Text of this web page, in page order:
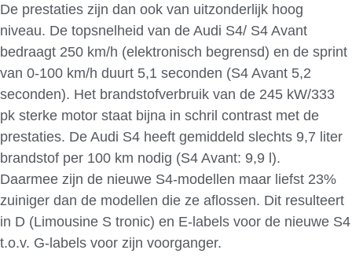
De prestaties zijn dan ook van uitzonderlijk hoog
niveau. De topsnelheid van de Audi S4/ S4 Avant
bedraagt 250 km/h (elektronisch begrensd) en de sprint
van 0-100 km/h duurt 5,1 seconden (S4 Avant 5,2
seconden). Het brandstofverbruik van de 245 kW/333
pk sterke motor staat bijna in schril contrast met de
prestaties. De Audi S4 heeft gemiddeld slechts 9,7 liter
brandstof per 100 km nodig (S4 Avant: 9,9 l).
Daarmee zijn de nieuwe S4-modellen maar liefst 23%
zuiniger dan de modellen die ze aflossen. Dit resulteert
in D (Limousine S tronic) en E-labels voor de nieuwe S4
t.o.v. G-labels voor zijn voorganger.